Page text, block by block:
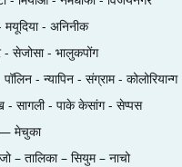
मयूदिया - अनिनीक
सेजोसा - भालुकपोंग
पॉलिन - न्यापिन - संग्राम - कोलोरियान्ग
- सागली - पाके केसांग - सेप्पस
मेचुका
– तालिका – सियुम – नाचो